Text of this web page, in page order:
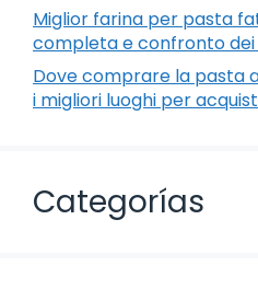
Miglior farina per pasta
completa e confronto
Dove comprare la pasta
i migliori luoghi per
Categorías